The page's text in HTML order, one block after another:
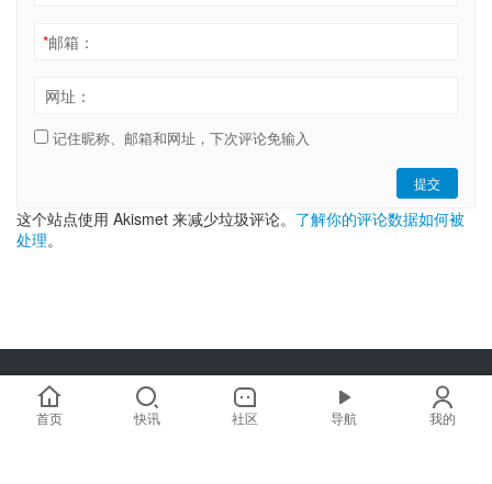
*邮箱：
网址：
记住昵称、邮箱和网址，下次评论免输入
提交
这个站点使用 Akismet 来减少垃圾评论。 了解你的评论数据如何被
处理。
Copyright © 2019-2025 链嗅网 chainxiu.com 版权所有 | 商务合作:
hi@chainxiu.com
首页
快讯 社区 导航 我的